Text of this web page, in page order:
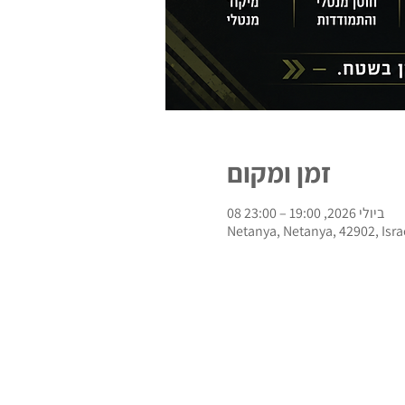
זמן ומקום
08 ביולי 2026, 19:00 – 23:00
Netanya, Netanya, 42902,